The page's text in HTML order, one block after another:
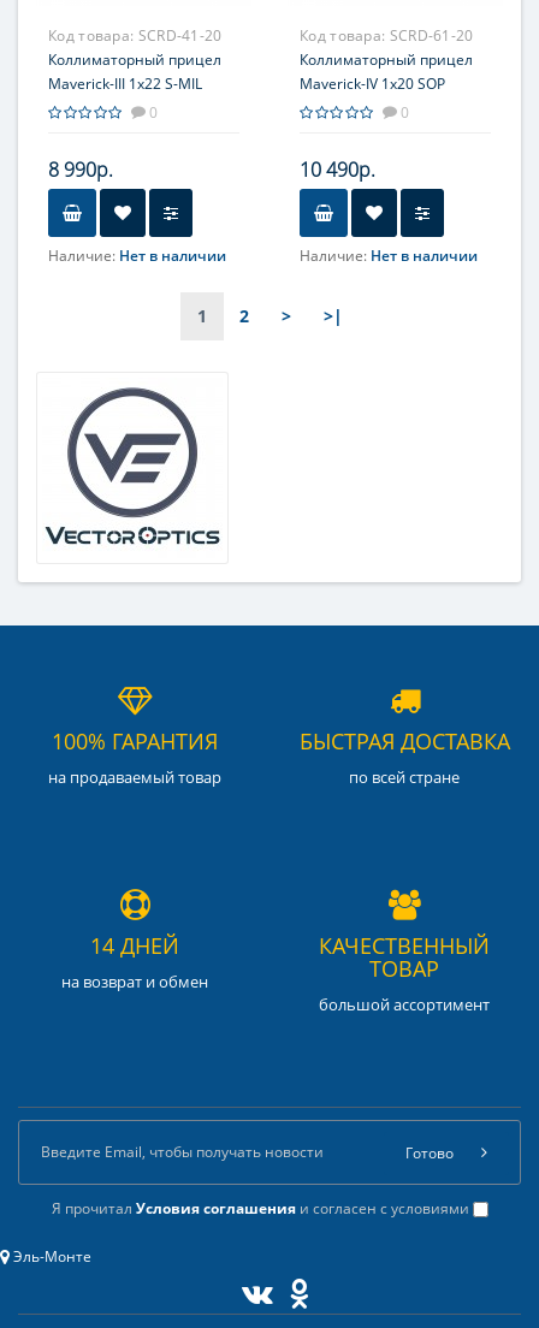
Код товара: SCRD-41-20
Коллиматорный прицел
Maverick-III 1x22 S-MIL
0
8 990р.
Наличие: Нет в наличии
Код товара: SCRD-61-20
Коллиматорный прицел
Maverick-IV 1x20 SOP
0
10 490р.
Наличие: Нет в наличии
20мм
1 2 > >|
100% ГАРАНТИЯ
на продаваемый товар
БЫСТРАЯ ДОСТАВКА
по всей стране
14 ДНЕЙ
на возврат и обмен
КАЧЕСТВЕННЫЙ
ТОВАР
большой ассортимент
Я прочитал Условия соглашенияи согласен с условиями
Готово
Эль-Монте